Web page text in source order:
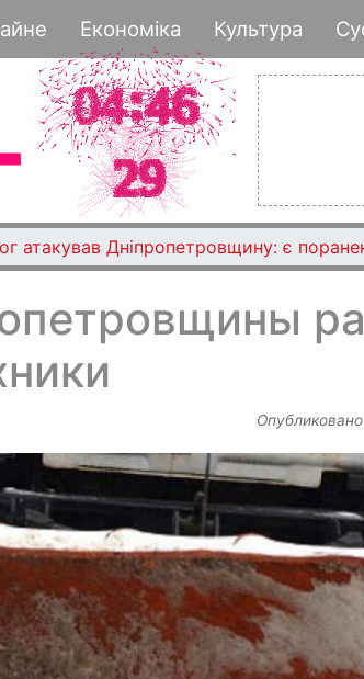
к
Економіка Культура
атакував Дніпропетровщину: є
Опубликовано